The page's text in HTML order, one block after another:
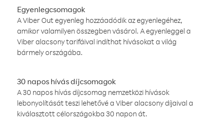
Egyenlegcsomagok
A Viber Out egyenleg hozzáadódik az egyenlegéhez,
amikor valamilyen összegben vásárol. A egyenleggel a
Viber alacsony tarifáival indíthat hívásokat a világ
bármely országába.
30 napos hívás díjcsomagok
A 30 napos hívás díjcsomag nemzetközi hívások
lebonyolítását teszi lehetővé a Viber alacsony díjaival a
kiválasztott célországokba 30 napon át.